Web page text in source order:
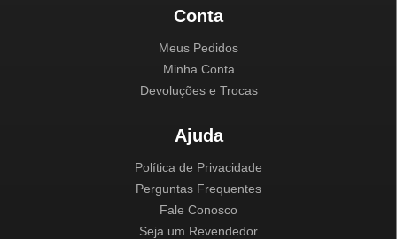
Conta
Meus Pedidos
Minha Conta
Devoluções e Trocas
Ajuda
Política de Privacidade
Perguntas Frequentes
Fale Conosco
Seja um Revendedor